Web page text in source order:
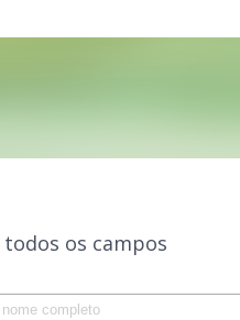
todos os campos